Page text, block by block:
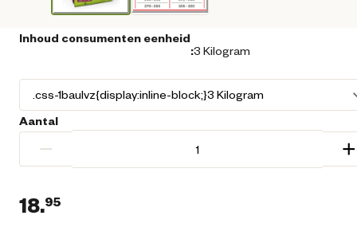
Inhoud consumenten eenheid
:3 Kilogram
Aantal
− +
18.95